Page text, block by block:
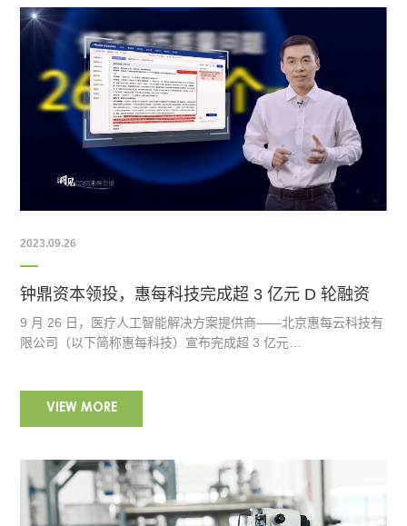
2023.09.26
钟鼎资本领投，惠每科技完成超 3 亿元 D 轮融资
9 月 26 日，医疗人工智能解决方案提供商——北京惠每云科技有
限公司（以下简称惠每科技）宣布完成超 3 亿元…
VIEW MORE